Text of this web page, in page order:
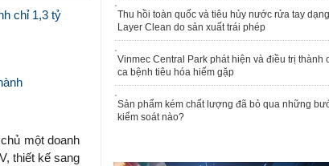
chỉ 1,3 tỷ
một doanh
thiết kế sang
Thu hồi toàn quốc và tiêu hủy nước rửa tay
Layer Clean do sản xuất trái phép
Vinmec Central Park phát hiện và điều trị thành
ca bệnh tiêu hóa hiếm gặp
Sản phẩm kém chất lượng đã bỏ qua những
kiểm soát nào?